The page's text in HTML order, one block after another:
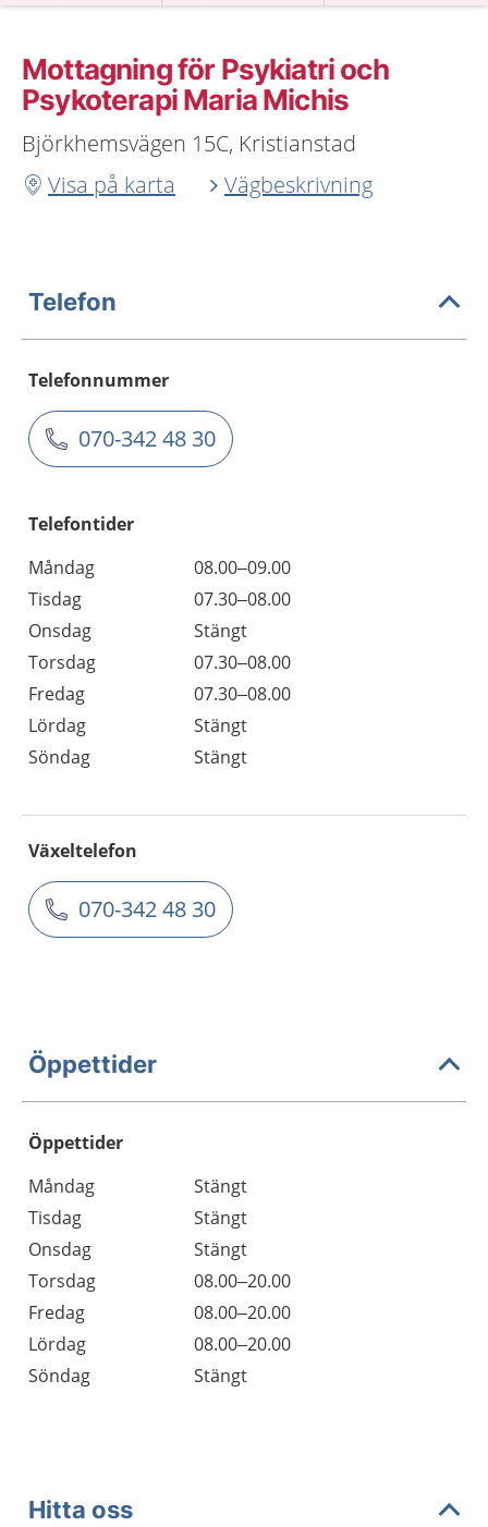
Mottagning för Psykiatri och
Psykoterapi Maria Michis
Björkhemsvägen 15C, Kristianstad
Visa på karta
Vägbeskrivning
Telefon
Telefonnummer
070-342 48 30
Telefontider
Måndag
08.00–09.00
Tisdag
07.30–08.00
Onsdag
Stängt
Torsdag
07.30–08.00
Fredag
07.30–08.00
Lördag
Stängt
Söndag
Stängt
Växeltelefon
070-342 48 30
Öppettider
Öppettider
Dag
Öppettider
Kommentarer
Måndag
Stängt
Tisdag
Stängt
Onsdag
Stängt
Torsdag
08.00–20.00
Fredag
08.00–20.00
Lördag
08.00–20.00
Söndag
Stängt
Hitta oss